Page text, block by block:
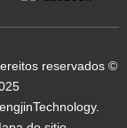
reservados ©